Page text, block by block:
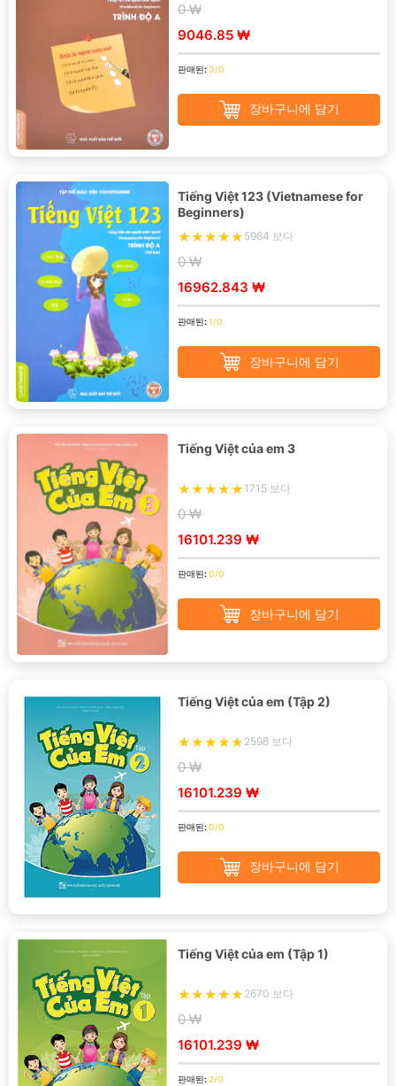
0 ₩
9046.85 ₩
판매된:3/0
장바구니에 담기
Tiếng Việt 123 (Vietnamese for
Beginners)
5964 보다
0 ₩
16962.843 ₩
판매된:1/0
장바구니에 담기
Tiếng Việt của em 3
1715 보다
0 ₩
16101.239 ₩
판매된:0/0
장바구니에 담기
Tiếng Việt của em (Tập 2)
2598 보다
0 ₩
16101.239 ₩
판매된:0/0
장바구니에 담기
Tiếng Việt của em (Tập 1)
2670 보다
0 ₩
16101.239 ₩
판매된:2/0